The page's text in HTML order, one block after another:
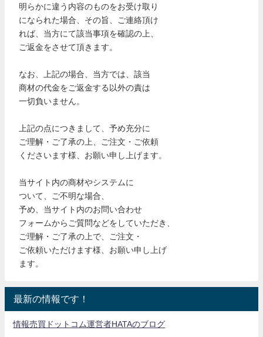
明らかに違う内容のものをお受け取り
になられた場合、その旨、ご連絡頂け
れば、当方にて該当事項を確認の上、
ご返金をさせて頂きます。
なお、上記の場合、当方では、該当
商材の代金をご返金する以外の責は
一切負いません。
上記の点につきまして、予め充分に
ご理解・ご了承の上、ご注文・ご依頼
くださいます様、お願い申し上げます。
当サイト内の商材やシステムに
ついて、ご不明な場合、
予め、当サイト内のお問い合わせ
フォームからご質問などをしていただき、
ご理解・ご了承の上で、ご注文・
ご依頼いただけます様、お願い申し上げ
ます。
最新の情報です！
情報売買ドットコム運営者HATAのブログ